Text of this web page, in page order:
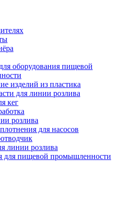
оборудования пищевой
изделий из пластика
для линии розлива
кег
розлива
для насосов
линии розлива
для пищевой промышленности